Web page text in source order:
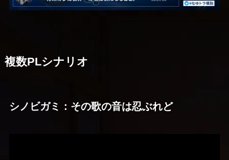
複数PLシナリオ
シノビガミ：その歌の音は忍ぶれど